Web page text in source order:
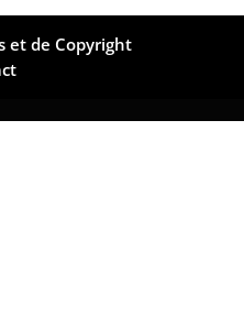
et de Copyright